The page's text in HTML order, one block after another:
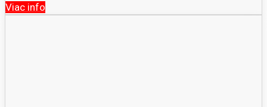
Viac info